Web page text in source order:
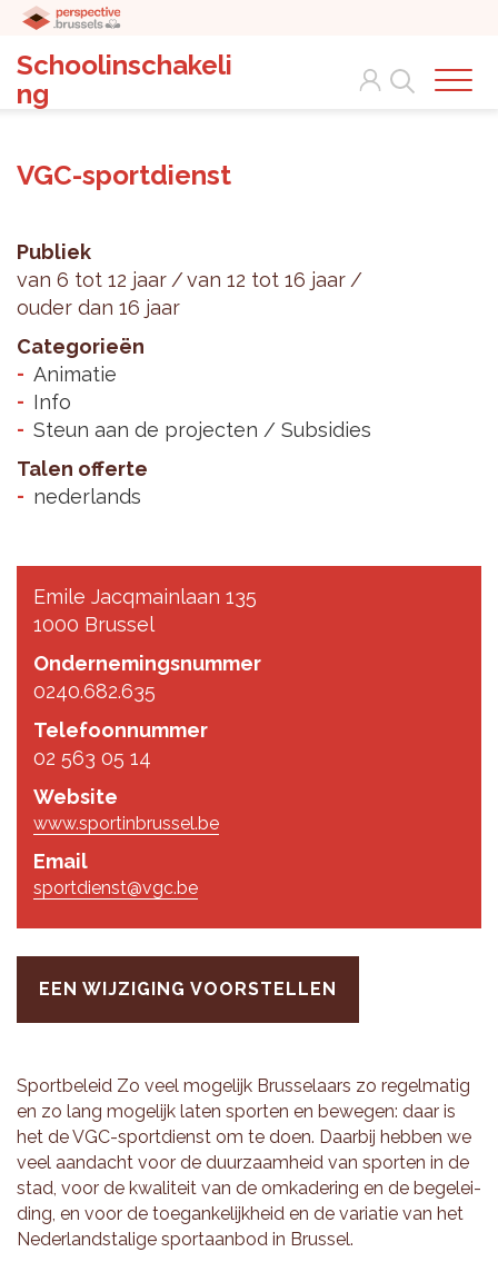
Schoolinschakeli
ng
Search
VGC-sportdienst
Publiek
van 6 tot 12 jaar
van 12 tot 16 jaar
ouder dan 16 jaar
Categorieën
Animatie
Info
Steun aan de projecten / Subsidies
Talen offerte
nederlands
Emile Jacqmainlaan 135
1000 Brussel
Ondernemingsnummer
0240.682.635
Telefoonnummer
02 563 05 14
Website
www.sportinbrussel.be
Email
sportdienst@vgc.be
EEN WIJZIGING VOORSTELLEN
Sport­be­leid Zo veel mo­ge­lijk Brus­se­laars zo re­gel­ma­tig
en zo lang mo­ge­lijk laten spor­ten en be­we­gen: daar is
het de VGC-sport­dienst om te doen. Daar­bij heb­ben we
veel aan­dacht voor de duur­zaam­heid van spor­ten in de
stad, voor de kwa­li­teit van de om­ka­de­ring en de be­ge­lei­
ding, en voor de toe­gan­ke­lijk­heid en de va­ri­a­tie van het
Ne­der­lands­ta­li­ge sport­aan­bod in Brus­sel.